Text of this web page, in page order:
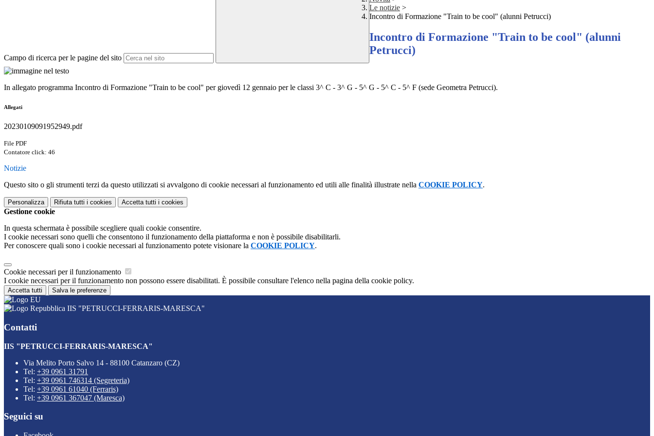
Campo di ricerca per le pagine del sito
Le notizie >
Incontro di Formazione "Train to be cool" (alunni Petrucci)
Incontro di Formazione "Train to be cool" (alunni
Petrucci)
In allegato programma Incontro di Formazione "Train to be cool" per giovedì 12 gennaio per le classi 3^ C - 3^ G - 5^ G - 5^ C - 5^ F (sede Geometra Petrucci).
Allegati
20230109091952949.pdf
File PDF
Contatore click: 46
Notizie
Questo sito o gli strumenti terzi da questo utilizzati si avvalgono di cookie necessari al funzionamento ed utili alle finalità illustrate nella COOKIE POLICY.
Personalizza Rifiuta tutti i cookies Accetta tutti i cookies
Gestione cookie
In questa schermata è possibile scegliere quali cookie consentire.
I cookie necessari sono quelli che consentono il funzionamento della piattaforma e non è possibile disabilitarli.
Per conoscere quali sono i cookie necessari al funzionamento potete visionare la COOKIE POLICY.
Cookie necessari per il funzionamento
I cookie necessari per il funzionamento non possono essere disabilitati. È possibile consultare l'elenco nella pagina della cookie policy.
Accetta tutti Salva le preferenze
IIS "PETRUCCI-FERRARIS-MARESCA"
Contatti
IIS "PETRUCCI-FERRARIS-MARESCA"
Via Melito Porto Salvo 14 - 88100 Catanzaro (CZ)
Tel: +39 0961 31791
Tel: +39 0961 746314 (Segreteria)
Tel: +39 0961 61040 (Ferraris)
Tel: +39 0961 367047 (Maresca)
Seguici su